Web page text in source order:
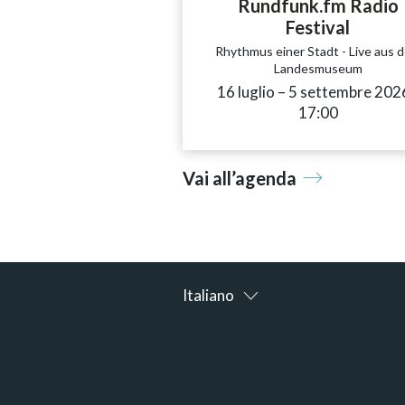
Rundfunk.fm Radio
Festival
Rhythmus einer Stadt - Live aus
Landesmuseum
16 luglio – 5 settembre
17:00
Vai all’agenda
Italiano